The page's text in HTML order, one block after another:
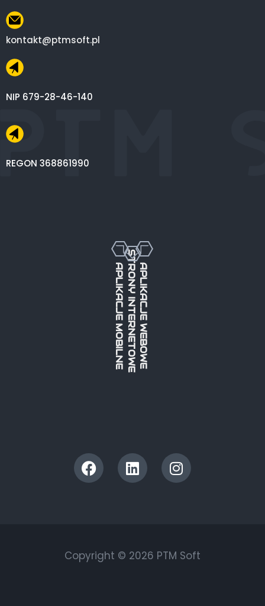
kontakt@ptmsoft.pl
NIP 679-28-46-140
REGON 368861990
APLIKACJE MOBILNESTRONY INTERNETOWEAPLIKACJE WEBOWE
Copyright © 2026 PTM Soft